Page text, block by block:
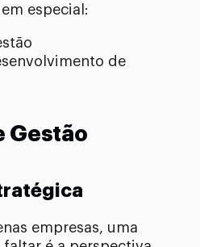
especial:
de
Gestão
empresas, uma